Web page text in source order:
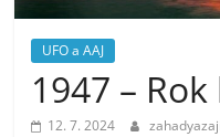
UFO a AAJ
1947 –
12. 7. 2024